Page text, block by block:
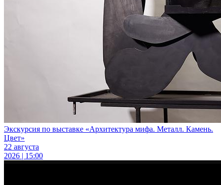
Экскурсия по выставке «Архитектура мифа. Металл. Камень.
Цвет»
22 августа
2026 | 15:00